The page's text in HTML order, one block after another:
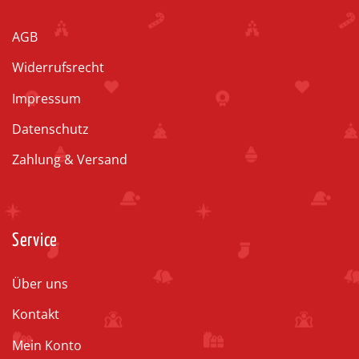
AGB
Widerrufsrecht
Impressum
Datenschutz
Zahlung & Versand
Service
Über uns
Kontakt
Mein Konto